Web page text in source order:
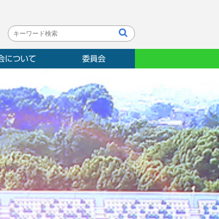
について 委員会